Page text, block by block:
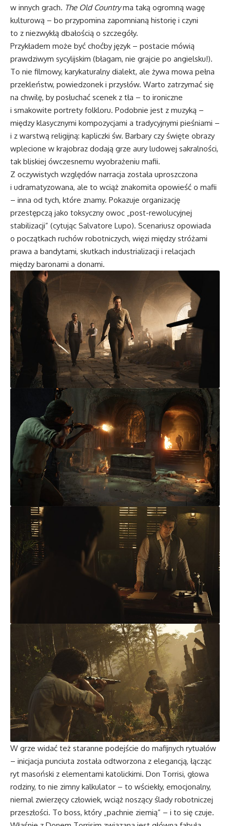
w innych grach. The Old Countryma taką ogromną wagę
kulturową – bo przypomina zapomnianą historię i czyni
to z niezwykłą dbałością o szczegóły.
Przykładem może być choćby język – postacie mówią
prawdziwym sycylijskim (błagam, nie grajcie po angielsku!).
To nie filmowy, karykaturalny dialekt, ale żywa mowa pełna
przekleństw, powiedzonek i przysłów. Warto zatrzymać się
na chwilę, by posłuchać scenek z tła – to ironiczne
i smakowite portrety folkloru. Podobnie jest z muzyką –
między klasycznymi kompozycjami a tradycyjnymi pieśniami –
i z warstwą religijną: kapliczki św. Barbary czy święte obrazy
wplecione w krajobraz dodają grze aury ludowej sakralności,
tak bliskiej ówczesnemu wyobrażeniu mafii.
Z oczywistych względów narracja została uproszczona
i udramatyzowana, ale to wciąż znakomita opowieść o mafii
– inna od tych, które znamy. Pokazuje organizację
przestępczą jako toksyczny owoc „post-rewolucyjnej
stabilizacji” (cytując Salvatore Lupo). Scenariusz opowiada
o początkach ruchów robotniczych, więzi między stróżami
prawa a bandytami, skutkach industrializacji i relacjach
między baronami a donami.
W grze widać też staranne podejście do mafijnych rytuałów
– inicjacja punciuta została odtworzona z elegancją, łącząc
ryt masoński z elementami katolickimi. Don Torrisi, głowa
rodziny, to nie zimny kalkulator – to wściekły, emocjonalny,
niemal zwierzęcy człowiek, wciąż noszący ślady robotniczej
przeszłości. To boss, który „pachnie ziemią” – i to się czuje.